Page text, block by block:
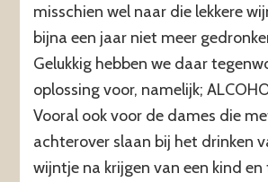
misschien wel naar die lekkere
bijna een jaar niet meer
Gelukkig hebben we daar
oplossing voor, namelijk;
Vooral ook voor de dames die
achterover slaan bij het drinken
wijntje na krijgen van een kind